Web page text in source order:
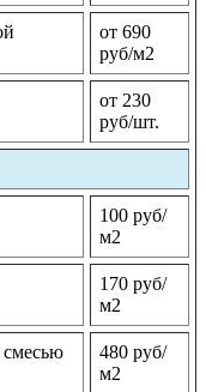
от 690
руб/м2
от 230
руб/шт.
100 руб/
м2
170 руб/
м2
смесью
480 руб/
м2